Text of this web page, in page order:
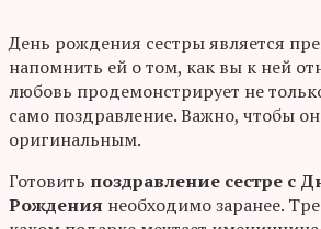
День рождения сестры является
напомнить ей о том, как вы к ней
любовь продемонстрирует не
само поздравление. Важно, чтобы
оригинальным.
Готовить поздравление сестре с
Рождения необходимо заранее.